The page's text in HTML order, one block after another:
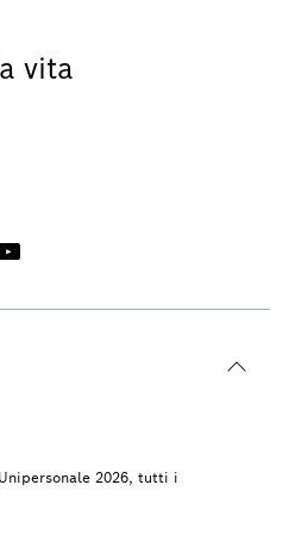
vita
2026, tutti i